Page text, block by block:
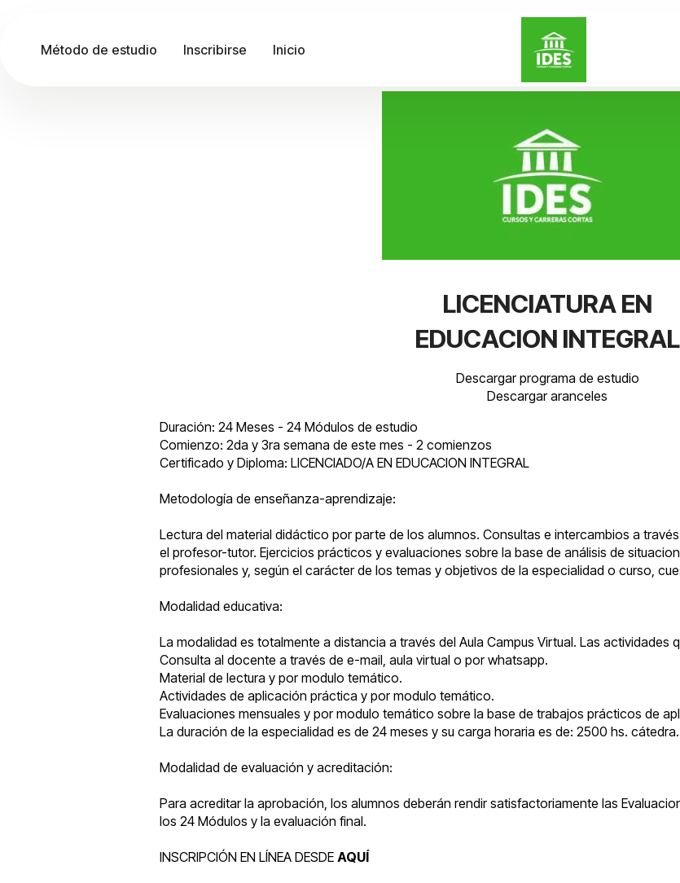
Método de estudio Inscribirse Inicio
LICENCIATURA EN
EDUCACION INTEGRAL
Descargar programa de estudio
Descargar aranceles
Duración: 24 Meses - 24 Módulos de estudio
Comienzo: 2da y 3ra semana de este mes - 2 comienzos
Certificado y Diploma: LICENCIADO/A EN EDUCACION INTEGRAL
Metodología de enseñanza-aprendizaje:
Lectura del material didáctico por parte de los alumnos. Consultas e intercambios a
el profesor-tutor. Ejercicios prácticos y evaluaciones sobre la base de análisis de
profesionales y, según el carácter de los temas y objetivos de la especialidad o curso,
Modalidad educativa:
La modalidad es totalmente a distancia a través del Aula Campus Virtual. Las actividades
Consulta al docente a través de e-mail, aula virtual o por whatsapp.
Material de lectura y por modulo temático.
Actividades de aplicación práctica y por modulo temático.
Evaluaciones mensuales y por modulo temático sobre la base de trabajos prácticos de
La duración de la especialidad es de 24 meses y su carga horaria es de: 2500 hs. cátedra.
Modalidad de evaluación y acreditación:
Para acreditar la aprobación, los alumnos deberán rendir satisfactoriamente las
los 24 Módulos y la evaluación final.
INSCRIPCIÓN EN LÍNEA DESDE AQUÍ